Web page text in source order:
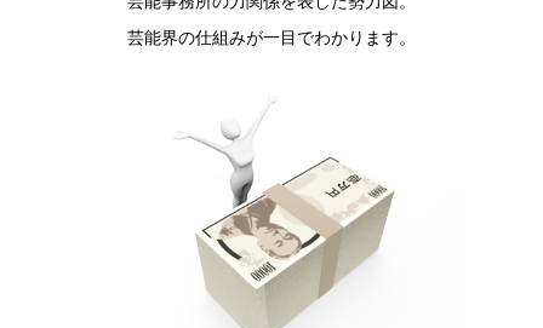
芸能界の仕組みが一目でわかります。